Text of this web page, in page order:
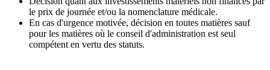
le prix de journée et/ou la nomenclature médicale.
En cas d'urgence motivée, décision en toutes matières sauf
pour les matières où le conseil d'administration est seul
compétent en vertu des statuts.